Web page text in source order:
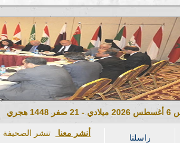
أنشر معنا
تنشر الصحيفة
راسلنا